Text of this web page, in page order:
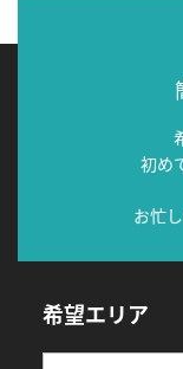
初め
お忙
希望エリア